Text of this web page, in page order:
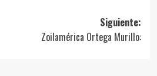
Siguiente:
Zoilamérica Ortega Murillo: